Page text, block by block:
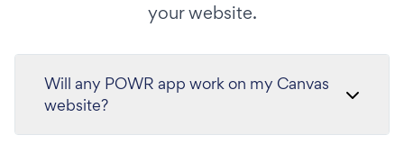
your website.
Will any POWR app work on my Canvas
website?